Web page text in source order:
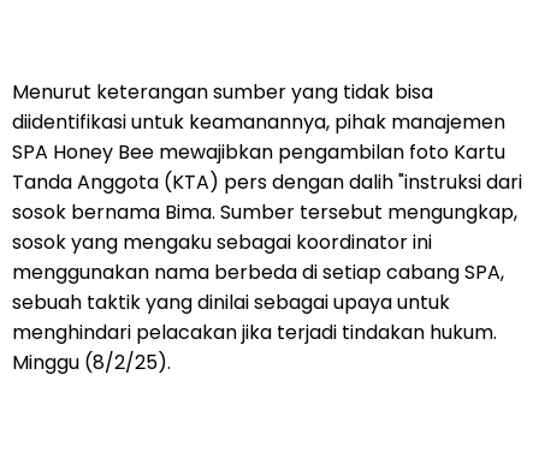
Menurut keterangan sumber yang tidak bisa
diidentifikasi untuk keamanannya, pihak manajemen
SPA Honey Bee mewajibkan pengambilan foto Kartu
Tanda Anggota (KTA) pers dengan dalih "instruksi dari
sosok bernama Bima. Sumber tersebut mengungkap,
sosok yang mengaku sebagai koordinator ini
menggunakan nama berbeda di setiap cabang SPA,
sebuah taktik yang dinilai sebagai upaya untuk
menghindari pelacakan jika terjadi tindakan hukum.
Minggu (8/2/25).